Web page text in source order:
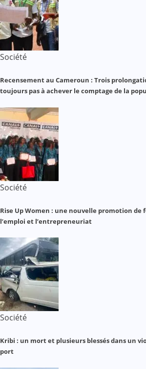
Société
Recensement au Cameroun : Trois
toujours pas à achever le comptage de la
Société
Rise Up Women : une nouvelle promotion de
l’emploi et l’entrepreneuriat
Société
Kribi : un mort et plusieurs blessés dans un
port